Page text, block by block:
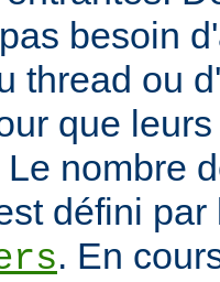
besoin
thread ou
que
nombre
défini par
. En